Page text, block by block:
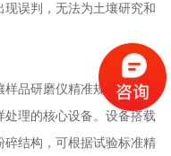
误判，无法为土壤研究和
品研磨仪精准规避传统前
理的核心设备。设备搭载
结构，可根据试验标准精